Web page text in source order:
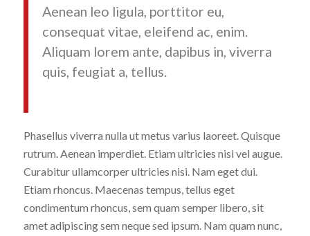
Aenean leo ligula, porttitor eu,
consequat vitae, eleifend ac, enim.
Aliquam lorem ante, dapibus in, viverra
quis, feugiat a, tellus.
Phasellus viverra nulla ut metus varius laoreet. Quisque
rutrum. Aenean imperdiet. Etiam ultricies nisi vel augue.
Curabitur ullamcorper ultricies nisi. Nam eget dui.
Etiam rhoncus. Maecenas tempus, tellus eget
condimentum rhoncus, sem quam semper libero, sit
amet adipiscing sem neque sed ipsum. Nam quam nunc,